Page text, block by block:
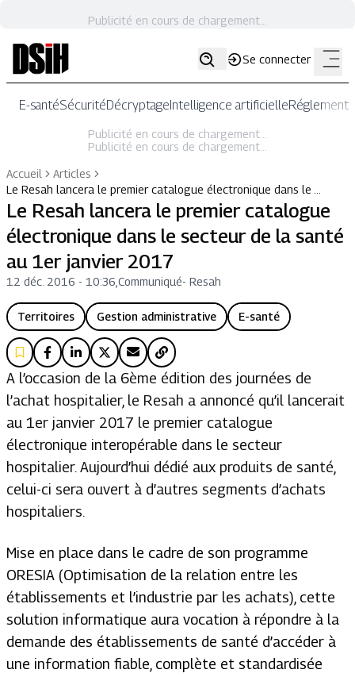
Publicité en cours de chargement...
Se connecter
E-santéSécuritéDécryptageIntelligence artificielle
Publicité en cours de chargement...
Publicité en cours de chargement...
Accueil
Articles
Le Resah lancera le premier catalogue électronique dans le …
Le Resah lancera le premier catalogue
électronique dans le secteur de la santé
au 1er janvier 2017
12 déc. 2016 - 10:36 Communiqué- Resah
Territoires Gestion administrative E-santé
A l’occasion de la 6ème édition des journées de
l’achat hospitalier, le Resah a annoncé qu’il lancerait
au 1er janvier 2017 le premier catalogue
électronique interopérable dans le secteur
hospitalier. Aujourd’hui dédié aux produits de santé,
celui-ci sera ouvert à d’autres segments d’achats
hospitaliers.
Mise en place dans le cadre de son programme
ORESIA (Optimisation de la relation entre les
établissements et l’industrie par les achats), cette
solution informatique aura vocation à répondre à la
demande des établissements de santé d’accéder à
une information fiable, complète et standardisée